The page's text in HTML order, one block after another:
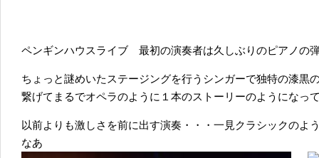
ペンギンハウスライブ 最初の演奏者は久しぶりのピアノ
ちょっと謎めいたステージングを行うシンガーで独特の漆
繋げてまるでオペラのように１本のストーリーのようになっ
以前よりも激しさを前に出す演奏・・・一見クラシックのよ
なあ